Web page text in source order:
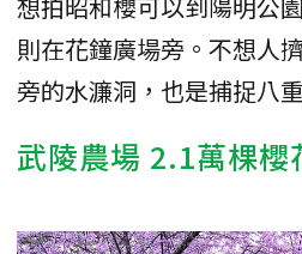
則在花鐘廣場旁。不想人
旁的水濂洞，也是捕捉八
武陵農場 2.1萬棵櫻